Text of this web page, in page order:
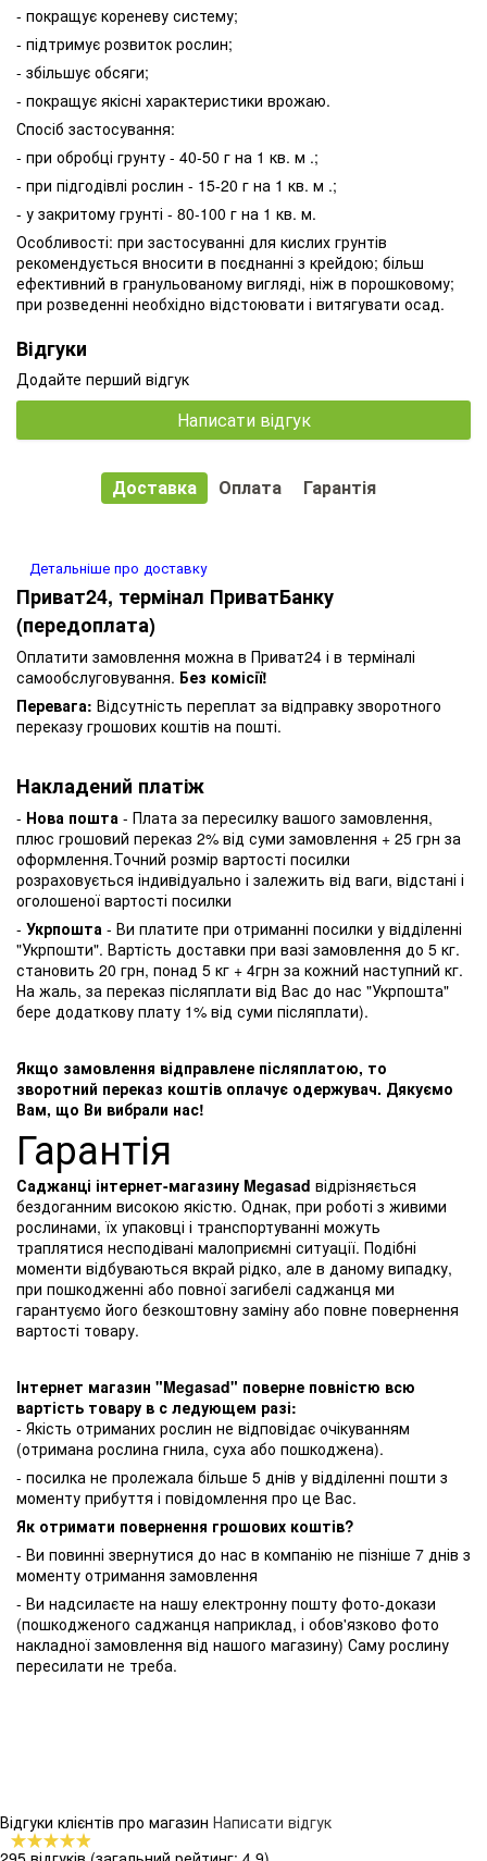
- покращує кореневу систему;
- підтримує розвиток рослин;
- збільшує обсяги;
- покращує якісні характеристики врожаю.
Спосіб застосування:
- при обробці грунту - 40-50 г на 1 кв. м .;
- при підгодівлі рослин - 15-20 г на 1 кв. м .;
- у закритому грунті - 80-100 г на 1 кв. м.
Особливості: при застосуванні для кислих грунтів
рекомендується вносити в поєднанні з крейдою; більш
ефективний в гранульованому вигляді, ніж в порошковому;
при розведенні необхідно відстоювати і витягувати осад.
Відгуки
Додайте перший відгук
Написати відгук
Доставка Оплата Гарантія
Детальніше про доставку
Приват24, термінал ПриватБанку
(передоплата)
Оплатити замовлення можна в Приват24 і в терміналі
самообслуговування. Без комісії!
Перевага: Відсутність переплат за відправку зворотного
переказу грошових коштів на пошті.
Накладений платіж
- Нова пошта - Плата за пересилку вашого замовлення,
плюс грошовий переказ 2% від суми замовлення + 25 грн за
оформлення.Точний розмір вартості посилки
розраховується індивідуально і залежить від ваги, відстані і
оголошеної вартості посилки
- Укрпошта - Ви платите при отриманні посилки у відділенні
"Укрпошти". Вартість доставки при вазі замовлення до 5 кг.
становить 20 грн, понад 5 кг + 4грн за кожний наступний кг.
На жаль, за переказ післяплати від Вас до нас "Укрпошта"
бере додаткову плату 1% від суми післяплати).
Якщо замовлення відправлене післяплатою, то
зворотний переказ коштів оплачує одержувач. Дякуємо
Вам, що Ви вибрали нас!
Гарантія
Саджанці інтернет-магазину Megasad відрізняється
бездоганним високою якістю. Однак, при роботі з живими
рослинами, їх упаковці і транспортуванні можуть
траплятися несподівані малоприємні ситуації. Подібні
моменти відбуваються вкрай рідко, але в даному випадку,
при пошкодженні або повної загибелі саджанця ми
гарантуємо його безкоштовну заміну або повне повернення
вартості товару.
Інтернет магазин "Megasad" поверне повністю всю
вартість товару в с ледующем разі:
- Якість отриманих рослин не відповідає очікуванням
(отримана рослина гнила, суха або пошкоджена).
- посилка не пролежала більше 5 днів у відділенні пошти з
моменту прибуття і повідомлення про це Вас.
Як отримати повернення грошових коштів?
- Ви повинні звернутися до нас в компанію не пізніше 7 днів з
моменту отримання замовлення
- Ви надсилаєте на нашу електронну пошту фото-докази
(пошкодженого саджанця наприклад, і обов'язково фото
накладної замовлення від нашого магазину) Саму рослину
пересилати не треба.
Відгуки клієнтів про магазин Написати відгук